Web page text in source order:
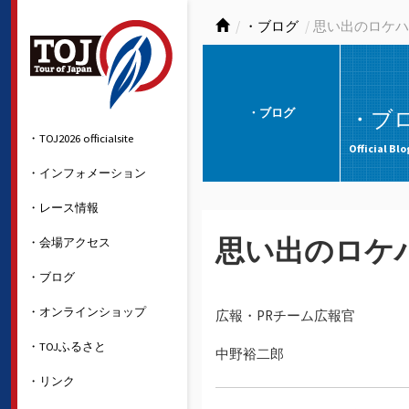
・TOJ2026 officialsite
・インフォメーション
・レース情報
・会場アクセス
・ブログ
・オンラインショップ
・TOJふるさと
・リンク
・ブログ 思い出のロケ
・ブログ ・ブ
Official
思い出のロケ
広報・PRチーム広報官
中野裕二郎